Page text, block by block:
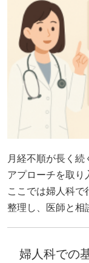
月経不順が長く
アプローチを取り
ここでは婦人科で
整理し、医師と相
婦人科での